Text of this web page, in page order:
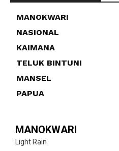
MANOKWARI
NASIONAL
KAIMANA
TELUK BINTUNI
MANSEL
PAPUA
MANOKWARI
Light Rain